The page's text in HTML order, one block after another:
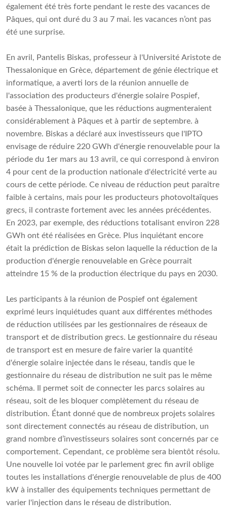
également été très forte pendant le reste des vacances de
Pâques, qui ont duré du 3 au 7 mai. les vacances n’ont pas
été une surprise.
En avril, Pantelis Biskas, professeur à l'Université Aristote de
Thessalonique en Grèce, département de génie électrique et
informatique, a averti lors de la réunion annuelle de
l'association des producteurs d'énergie solaire Pospief,
basée à Thessalonique, que les réductions augmenteraient
considérablement à Pâques et à partir de septembre. à
novembre. Biskas a déclaré aux investisseurs que l'IPTO
envisage de réduire 220 GWh d'énergie renouvelable pour la
période du 1er mars au 13 avril, ce qui correspond à environ
4 pour cent de la production nationale d'électricité verte au
cours de cette période. Ce niveau de réduction peut paraître
faible à certains, mais pour les producteurs photovoltaïques
grecs, il contraste fortement avec les années précédentes.
En 2023, par exemple, des réductions totalisant environ 228
GWh ont été réalisées en Grèce. Plus inquiétant encore
était la prédiction de Biskas selon laquelle la réduction de la
production d'énergie renouvelable en Grèce pourrait
atteindre 15 % de la production électrique du pays en 2030.
Les participants à la réunion de Pospief ont également
exprimé leurs inquiétudes quant aux différentes méthodes
de réduction utilisées par les gestionnaires de réseaux de
transport et de distribution grecs. Le gestionnaire du réseau
de transport est en mesure de faire varier la quantité
d'énergie solaire injectée dans le réseau, tandis que le
gestionnaire du réseau de distribution ne suit pas le même
schéma. Il permet soit de connecter les parcs solaires au
réseau, soit de les bloquer complètement du réseau de
distribution. Étant donné que de nombreux projets solaires
sont directement connectés au réseau de distribution, un
grand nombre d’investisseurs solaires sont concernés par ce
comportement. Cependant, ce problème sera bientôt résolu.
Une nouvelle loi votée par le parlement grec fin avril oblige
toutes les installations d'énergie renouvelable de plus de 400
kW à installer des équipements techniques permettant de
varier l'injection dans le réseau de distribution.